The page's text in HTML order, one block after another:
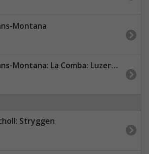
Montana
Montana: La Comba: Luzerner Höhenklinik Montana
Stryggen